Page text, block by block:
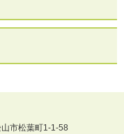
市松葉町1-1-58